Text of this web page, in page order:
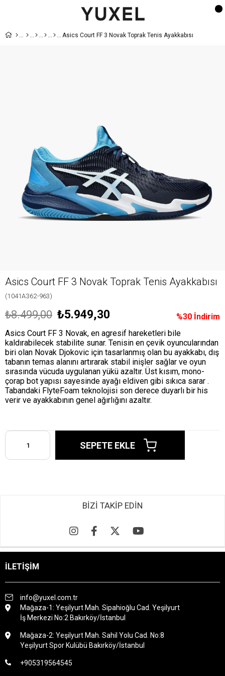
Asics Court FF 3 Novak Toprak Tenis Ayakkabısı
Asics Court FF 3 Novak Toprak Tenis Ayakkabısı
(1041A362-963)
%30 İndirim
₺8.499,00 ₺5.949,30
Asics Court FF 3 Novak, en agresif hareketleri bile
kaldırabilecek stabilite sunar. Tenisin en çevik oyuncularından
biri olan Novak Djokovic için tasarlanmış olan bu ayakkabı, dış
tabanın temas alanını artırarak stabil inişler sağlar ve oyun
sırasında vücuda uygulanan yükü azaltır. Üst kısım, mono-
çorap bot yapısı sayesinde ayağı eldiven gibi sıkıca sarar .
Tabandaki FlyteFoam teknolojisi son derece duyarlı bir his
verir ve ayakkabının genel ağırlığını azaltır.
BİZİ TAKİP EDİN
İLETİŞİM
info@yuxel.com.tr
Mağaza-1: Yeşilyurt Mah. Sipahioğlu Cad. Yeşilyurt
İş Merkezi No:2 Bakırköy/İstanbul
Mağaza-2: Yeşilyurt Mah. Sahil Yolu Cad. No:8
Yeşilyurt Spor Kulübü Bakırköy/İstanbul
+905319564545